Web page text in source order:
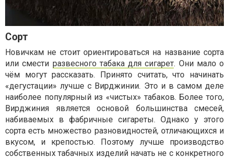
Сорт
Новичкам не стоит ориентироваться на название сорта
или смести развесного табака для сигарет. Они мало о
чём могут рассказать. Принято считать, что начинать
«дегустации» лучше с Вирджинии. Это и в самом деле
наиболее популярный из «чистых» табаков. Более того,
Вирджиния является основой большинства смесей,
набиваемых в фабричные сигареты. Однако у этого
сорта есть множество разновидностей, отличающихся и
вкусом, и крепостью. Поэтому лучше производство
собственных табачных изделий начать не с конкретного